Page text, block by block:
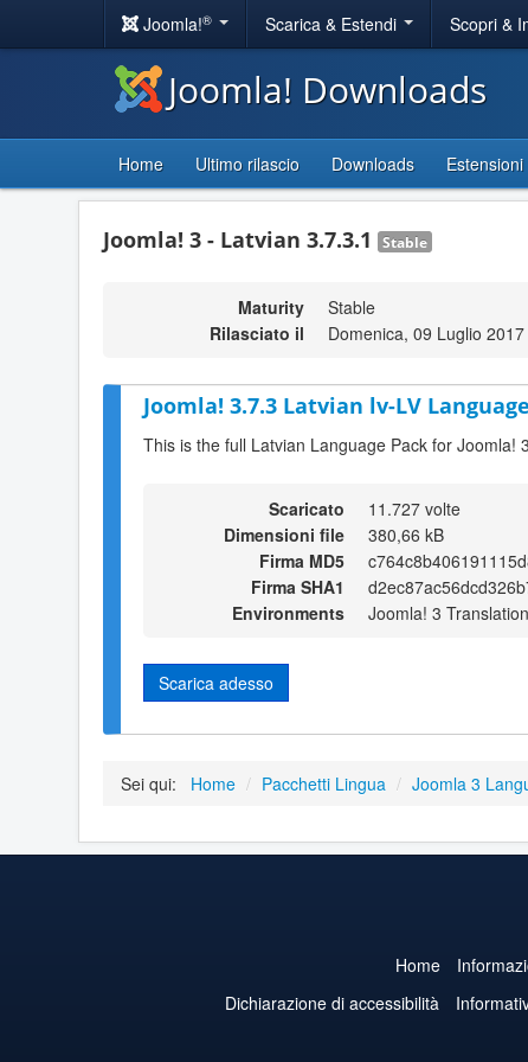
Joomla!® Scarica & Estendi Scopri &
Joomla! Downloads
Home Ultimo rilascio Downloads Estensioni
Joomla! 3 - Latvian 3.7.3.1 Stable
Maturity
Stable
Rilasciato il
Domenica, 09 Luglio
Joomla! 3.7.3 Latvian lv-LV
This is the full Latvian Language Pack for Joomla!
Scaricato
11.727 volte
Dimensioni file
380,66 kB
Firma MD5
Firma SHA1
Environments
Joomla! 3
Scarica adesso
Sei qui: Home / Pacchetti Lingua / Joomla 3
Home
Dichiarazione di accessibilità